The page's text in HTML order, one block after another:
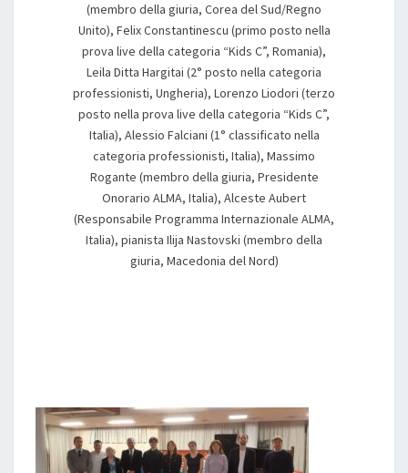
(membro della giuria, Corea del Sud/Regno
Unito), Felix Constantinescu (primo posto nella
prova live della categoria “Kids C”, Romania),
Leila Ditta Hargitai (2° posto nella categoria
professionisti, Ungheria), Lorenzo Liodori (terzo
posto nella prova live della categoria “Kids C”,
Italia), Alessio Falciani (1° classificato nella
categoria professionisti, Italia), Massimo
Rogante (membro della giuria, Presidente
Onorario ALMA, Italia), Alceste Aubert
(Responsabile Programma Internazionale ALMA,
Italia), pianista Ilija Nastovski (membro della
giuria, Macedonia del Nord)